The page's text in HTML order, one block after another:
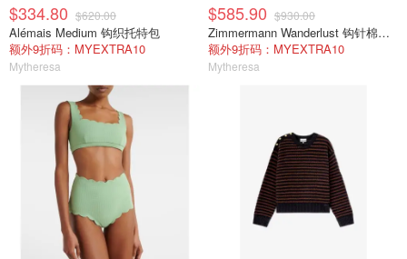
$334.80 $620.00
Alémais Medium 钩织托特包
额外9折码：MYEXTRA10
Mytheresa
$585.90 $930.00
Zimmermann Wanderlust 钩针棉混纺短裤 白色
额外9折码：MYEXTRA10
Mytheresa